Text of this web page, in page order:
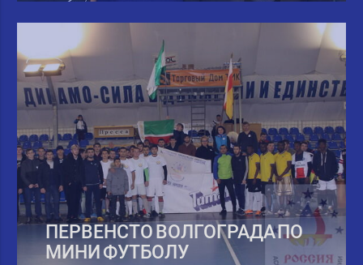
ПЕРВЕНСТО ВОЛГОГРАДА ПО
МИНИ ФУТБОЛУ